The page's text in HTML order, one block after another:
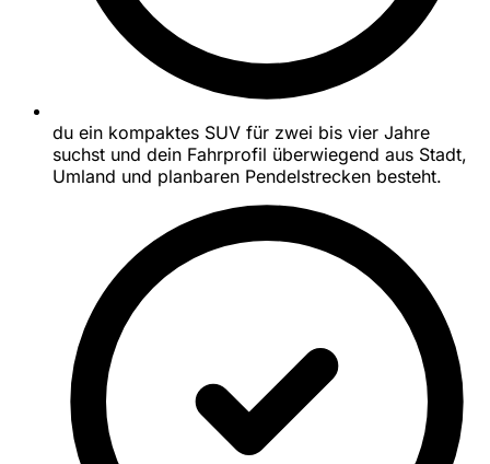
du ein kompaktes SUV für zwei bis vier Jahre
suchst und dein Fahrprofil überwiegend aus Stadt,
Umland und planbaren Pendelstrecken besteht.